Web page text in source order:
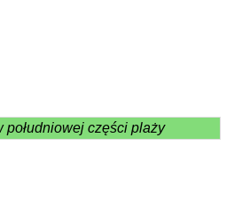
południowej części plaży